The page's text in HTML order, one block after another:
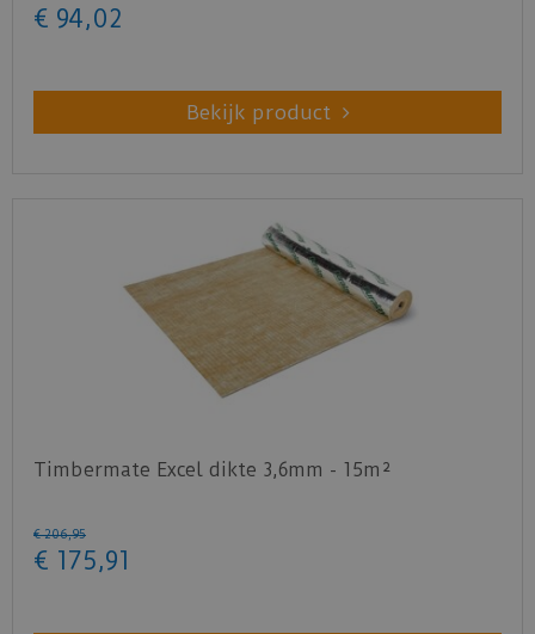
€ 94,02
Bekijk product
Timbermate Excel dikte 3,6mm - 15m²
€ 206,95
€ 175,91